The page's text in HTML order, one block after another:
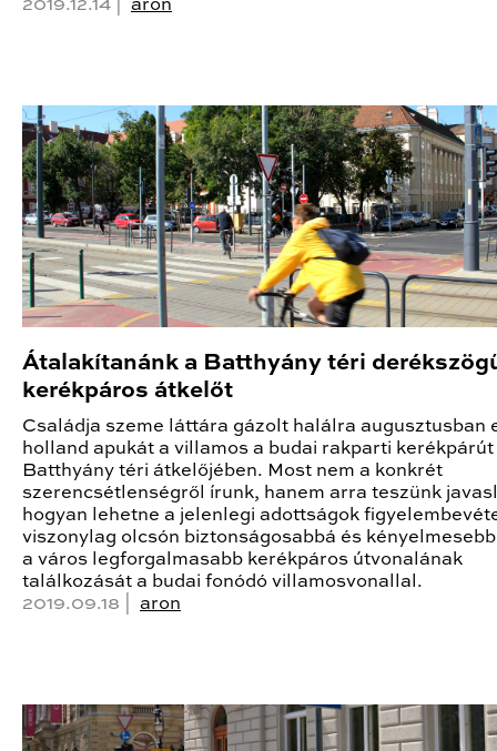
2019.12.14 | aron
Átalakítanánk a Batthyány téri
kerékpáros átkelőt
Családja szeme láttára gázolt halálra augusztusban
holland apukát a villamos a budai rakparti kerékpárút
Batthyány téri átkelőjében. Most nem a konkrét
szerencsétlenségről írunk, hanem arra teszünk
hogyan lehetne a jelenlegi adottságok
viszonylag olcsón biztonságosabbá és
a város legforgalmasabb kerékpáros útvonalának
találkozását a budai fonódó villamosvonallal.
2019.09.18 | aron